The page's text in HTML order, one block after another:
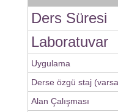
Ders Süresi
Laboratuvar
Uygulama
Derse özgü staj
Alan Çalışması